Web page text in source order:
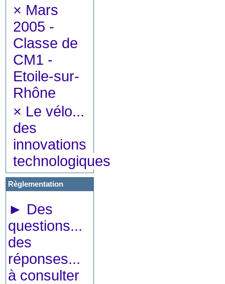
× Mars
2005 -
Classe de
CM1 -
Etoile-sur-
Rhône
× Le vélo...
des
innovations
technologiques
Règlementation
► Des
questions...
des
réponses...
à consulter